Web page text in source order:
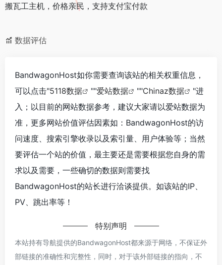
搬瓦工主机，价格亲民，支持支付宝付款
数据评估
BandwagonHost如你需要查询该站的相关权重信息，
可以点击"5118数据 ""爱站数据 ""Chinaz数据
"进
入；以目前的网站数据参考，建议大家请以爱站数据为
准，更多网站价值评估因素如：BandwagonHost的访
问速度、搜索引擎收录以及索引量、用户体验等；当然
要评估一个站的价值，最主要还是需要根据您自身的需
求以及需要，一些确切的数据则需要找
BandwagonHost的站长进行洽谈提供。如该站的IP、
PV、跳出率等！
特别声明
本站持有导航提供的BandwagonHost都来源于网络，不保证外
部链接的准确性和完整性，同时，对于该外部链接的指向，不